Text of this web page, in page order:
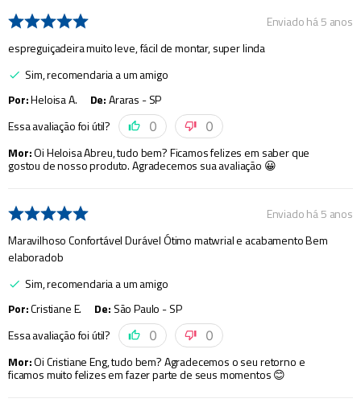
Enviado há5 anos
espreguiçadeira muito leve, fácil de montar, super linda
Sim, recomendaria a um amigo
Por:Heloisa A. De:Araras - SP
Essa avaliação foi útil?
0 0
Mor:Oi Heloisa Abreu, tudo bem? Ficamos felizes em saber que
gostou de nosso produto. Agradecemos sua avaliação 😀
Enviado há5 anos
Maravilhoso Confortável Durável Ótimo matwrial e acabamento Bem
elaboradob
Sim, recomendaria a um amigo
Por:Cristiane E. De: São Paulo - SP
Essa avaliação foi útil?
0 0
Mor:Oi Cristiane Eng, tudo bem? Agradecemos o seu retorno e
ficamos muito felizes em fazer parte de seus momentos 😊